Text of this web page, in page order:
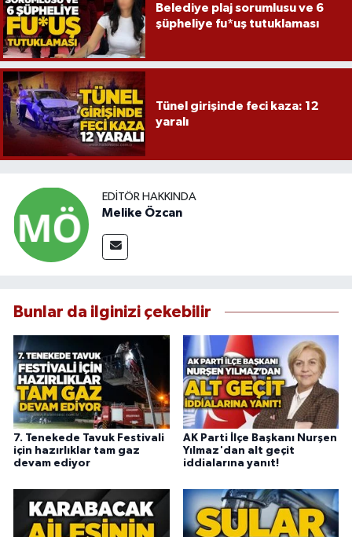
Belediye plaj sorumlusu ve 6
şüpheliye fu*uş tutuklaması
Tünel girişinde feci kaza: 12
yaralı
EDITÖR HAKKINDA
Melike Özcan
Bunlar da ilginizi çekebilir
7. Tenekede Tavuk Festivali
için hazırlıklar tam gaz
devam ediyor
AK Parti İlçe Başkanı Nurşen
Yılmaz'dan alt geçit
iddialarına yanıt!
Yaşam